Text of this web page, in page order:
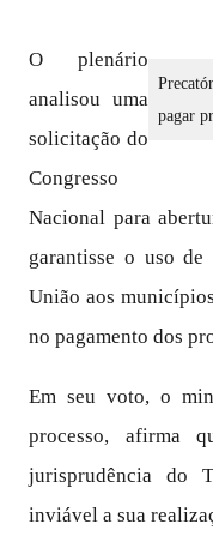
pagar
O plenário
analisou uma
solicitação do
Congresso
Nacional para
garantisse o uso
União aos
no pagamento dos
Em seu voto, o
processo, afirma
jurisprudência do
inviável a sua